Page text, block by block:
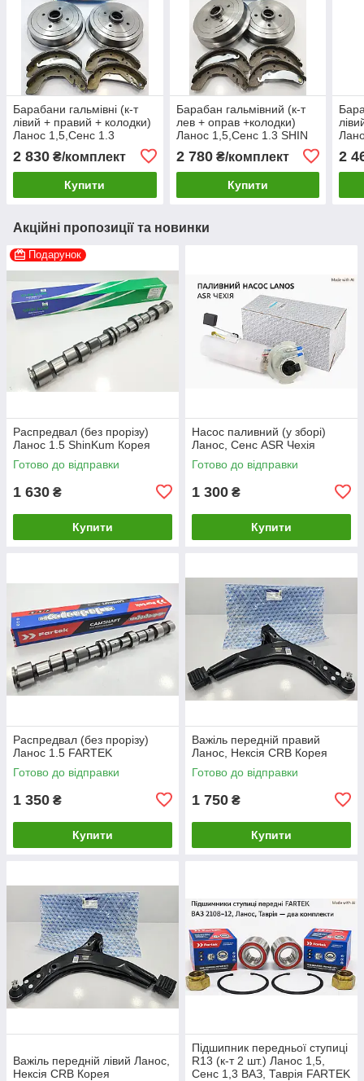
Барабани гальмівні (к-т
лівий + правий + колодки)
Ланос 1,5,Сенс 1.3
2 830 ₴/комплект
Купити
Барабан гальмівний (к-т
лев + оправ +колодки)
Ланос 1,5,Сенс 1.3 SHIN
2 780₴/комплект
Купити
2
Акційні пропозиції та новинки
Подарунок
Распредвал (без прорізу)
Ланос 1.5 ShinKum Корея
Готово до відправки
1 630 ₴
Купити
Насос паливний (у зборі)
Ланос, Сенс ASR Чехія
Готово до відправки
1 300 ₴
Купити
Распредвал (без прорізу)
Ланос 1.5 FARTEK
Готово до відправки
1 350 ₴
Купити
Важіль передній правий
Ланос, Нексія CRB Корея
Готово до відправки
1 750 ₴
Купити
Важіль передній лівий Ланос,
Нексія CRB Корея
Підшипник передньої ступиці
R13 (к-т 2 шт.) Ланос 1,5,
Сенс 1,3 ВАЗ, Таврія FARTEK